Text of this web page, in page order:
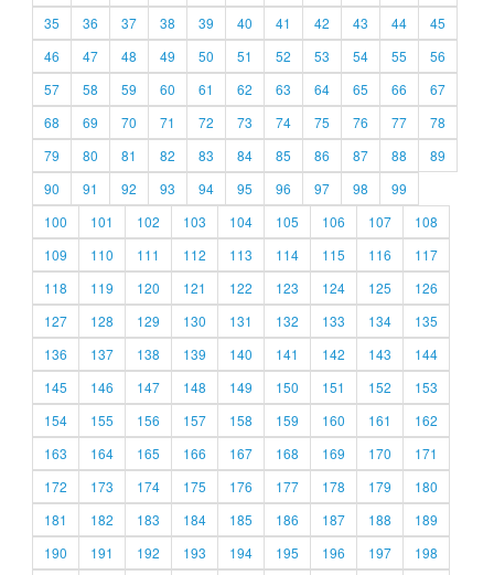
35
36 37 38 39 40 41 42 43 44
45
46
47 48 49 50 51 52 53 54 55
56
57
58 59 60 61 62 63 64 65 66
67
68
69 70 71 72 73 74 75 76 77
78
79
80 81 82 83 84 85 86 87 88
89
90
91 92 93 94 95 96 97 98
99
100
101 102 103 104 105 106 107
108
109
110 111 112 113 114 115 116
117
118
119 120 121 122 123 124 125
126
127
128 129 130 131 132 133 134
135
136
137 138 139 140 141 142 143
144
145
146 147 148 149 150 151 152
153
154
155 156 157 158 159 160 161
162
163
164 165 166 167 168 169 170
171
172
173 174 175 176 177 178 179
180
181
182 183 184 185 186 187 188
189
190
191 192 193 194 195 196 197
198